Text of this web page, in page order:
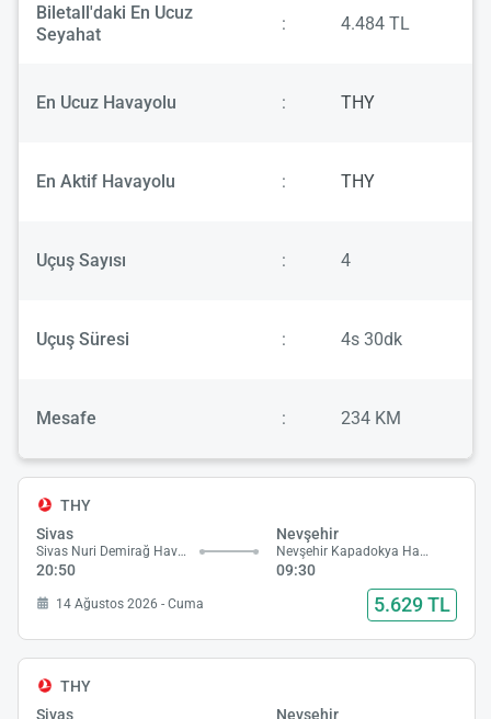
Biletall'daki En Ucuz
Seyahat
: 4.484 TL
En Ucuz Havayolu : THY
En Aktif Havayolu : THY
Uçuş Sayısı : 4
Uçuş Süresi : 4s 30dk
Mesafe : 234 KM
THY
Sivas
Sivas Nuri Demirağ Havalimanı
20:50
Nevşehir
Nevşehir Kapadokya Havalimanı
09:30
14 Ağustos 2026 - Cuma 5.629 TL
THY
Sivas
Nevşehir